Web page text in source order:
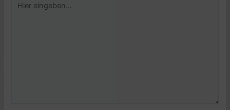
eingeben…